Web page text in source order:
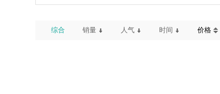
综合 销量 人气 时间 价格